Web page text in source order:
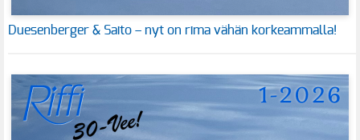
Duesenberger & Saito – nyt on rima vähän korkeammalla!